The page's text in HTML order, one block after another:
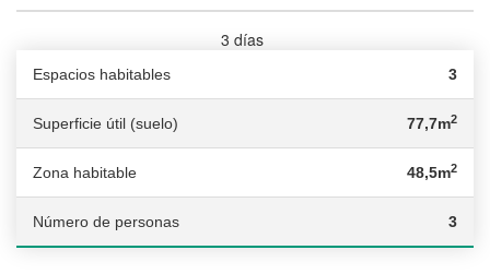
3 días
Espacios habitables 3
Superficie útil (suelo) 77,7m2
Zona habitable 48,5m2
Número de personas 3